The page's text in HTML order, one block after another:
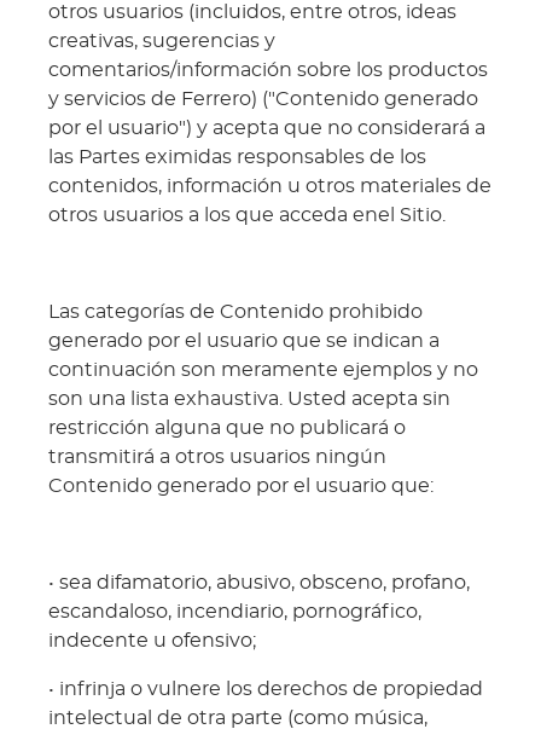
otros usuarios (incluidos, entre otros, ideas
creativas, sugerencias y
comentarios/información sobre los productos
y servicios de Ferrero) ("Contenido generado
por el usuario") y acepta que no considerará a
las Partes eximidas responsables de los
contenidos, información u otros materiales de
otros usuarios a los que acceda enel Sitio.
Las categorías de Contenido prohibido
generado por el usuario que se indican a
continuación son meramente ejemplos y no
son una lista exhaustiva. Usted acepta sin
restricción alguna que no publicará o
transmitirá a otros usuarios ningún
Contenido generado por el usuario que:
• sea difamatorio, abusivo, obsceno, profano,
escandaloso, incendiario, pornográfico,
indecente u ofensivo;
• infrinja o vulnere los derechos de propiedad
intelectual de otra parte (como música,